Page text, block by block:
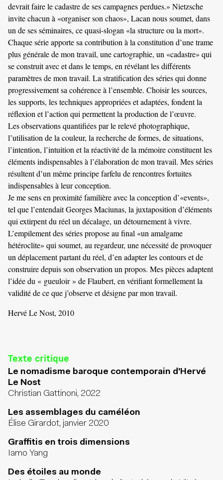
devrait faire le cadastre de ses campagnes perdues.» Nietzsche
invite chacun à «organiser son chaos», Lacan nous soumet, dans
un de ses séminaires, ce quasi-slogan «la structure ou la mort».
Chaque série apporte sa contribution à la constitution d’une trame
plus générale de mon travail, une cartographie, un «cadastre» qui
se construit avec et dans le temps, en révélant les différents
paramètres de mon travail. La stratification des séries qui donne
progressivement sa cohérence à l’ensemble. Choisir les sources,
les supports, les techniques appropriées et adaptées, fondent la
réflexion et l’action qui permettent la production de l’œuvre.
Les observations quantifiées par le relevé photographique,
l’utilisation de la couleur, la recherche de formes, de situations,
l’intention, l’intuition et la réactivité de la mémoire constituent les
éléments indispensables à l’élaboration de mon travail. Mes séries
résultent d’un même principe farfelu de rencontres fortuites
indispensables à leur conception.
Je me sens en proximité familière avec la conception d’«events»,
tel que l’entendait Georges Maciunas, la juxtaposition d’éléments
qui extirpent du réel un décalage, un détournement à vivre.
L’empilement des séries propose au final «un amalgame
hétéroclite» qui soumet, au regardeur, une nécessité de provoquer
un déplacement partant du réel, d’en adapter les contours et de
construire depuis son observation un propos. Mes pièces adaptent
l’idée du « gueuloir » de Flaubert, en vérifiant formellement la
validité de ce que j’observe et désigne par mon travail.
Hervé Le Nost, 2010
Texte critique
Le nomadisme baroque contemporain d'Hervé
Le Nost
Christian Gattinoni, 2022
Les assemblages du caméléon
Élise Girardot, janvier 2020
Graffitis en trois dimensions
Iamo Yang
Des étoiles au monde